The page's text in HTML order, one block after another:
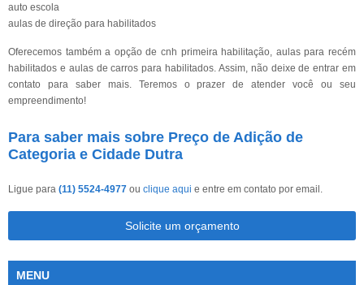
auto escola
aulas de direção para habilitados
Oferecemos também a opção de cnh primeira habilitação, aulas para recém
habilitados e aulas de carros para habilitados. Assim, não deixe de entrar em
contato para saber mais. Teremos o prazer de atender você ou seu
empreendimento!
Para saber mais sobre Preço de Adição de
Categoria e Cidade Dutra
Ligue para (11) 5524-4977 ou clique aqui e entre em contato por email.
Solicite um orçamento
MENU